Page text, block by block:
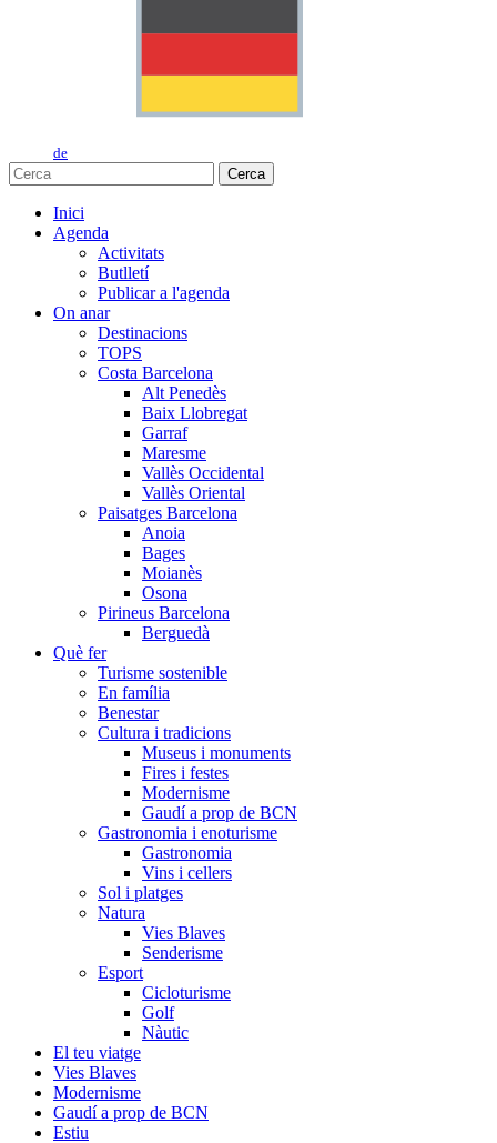
de
Cerca
Inici
Agenda
Activitats
Butlletí
Publicar a l'agenda
On anar
Destinacions
TOPS
Costa Barcelona
Alt Penedès
Baix Llobregat
Garraf
Maresme
Vallès Occidental
Vallès Oriental
Paisatges Barcelona
Anoia
Bages
Moianès
Osona
Pirineus Barcelona
Berguedà
Què fer
Turisme sostenible
En família
Benestar
Cultura i tradicions
Museus i monuments
Fires i festes
Modernisme
Gaudí a prop de BCN
Gastronomia i enoturisme
Gastronomia
Vins i cellers
Sol i platges
Natura
Vies Blaves
Senderisme
Esport
Cicloturisme
Golf
Nàutic
El teu viatge
Vies Blaves
Modernisme
Gaudí a prop de BCN
Estiu